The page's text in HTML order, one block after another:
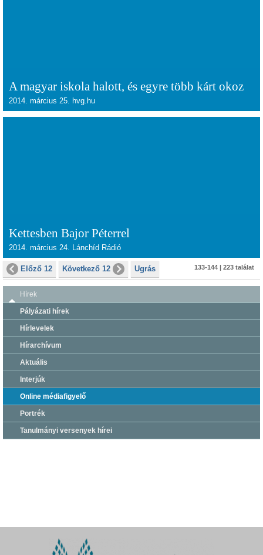
A magyar iskola halott, és egyre több kárt okoz
2014. március 25. hvg.hu
Kettesben Bajor Péterrel
2014. március 24. Lánchíd Rádió
Előző 12 Következő 12 Ugrás 133-144 | 223 találat
Hírek
Pályázati hírek
Hírlevelek
Hírarchívum
Aktuális
Interjúk
Online médiafigyelő
Portrék
Tanulmányi versenyek hírei